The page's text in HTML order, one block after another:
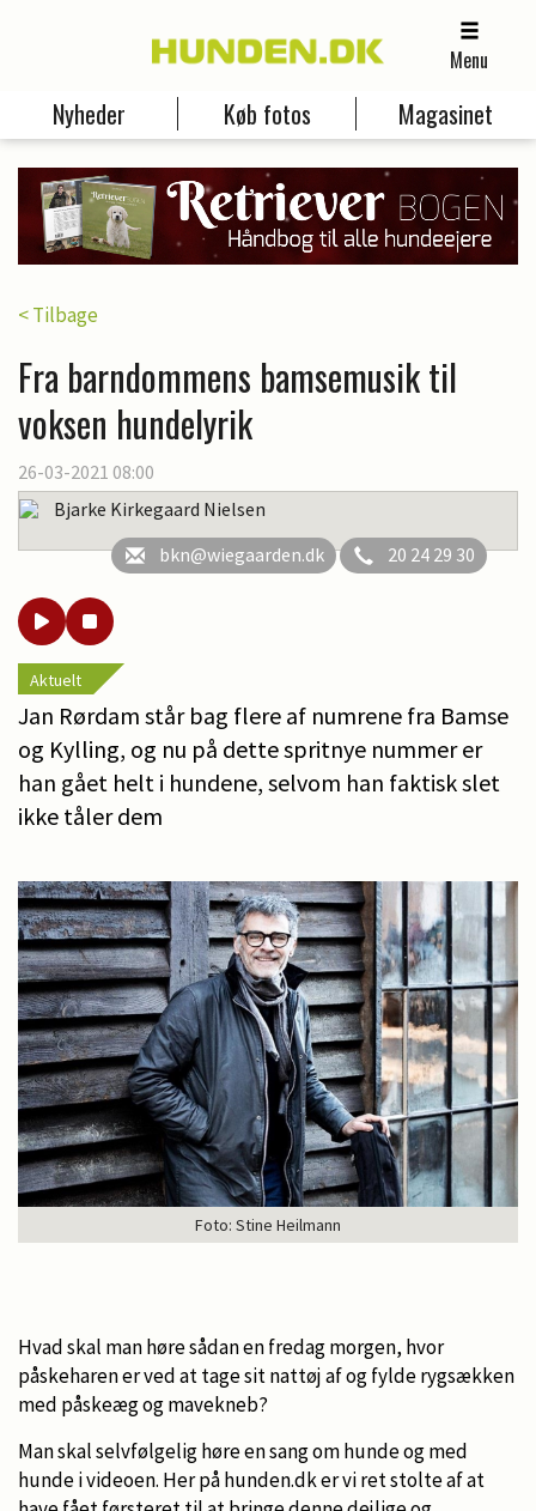
Menu
Nyheder Køb fotos Magasinet
< Tilbage
Fra barndommens bamsemusik til
voksen hundelyrik
26-03-2021 08:00
Bjarke Kirkegaard Nielsen
bkn@wiegaarden.dk
20 24 29 30
Aktuelt
Jan Rørdam står bag flere af numrene fra Bamse
og Kylling, og nu på dette spritnye nummer er
han gået helt i hundene, selvom han faktisk slet
ikke tåler dem
Foto: Stine Heilmann
Hvad skal man høre sådan en fredag morgen, hvor
påskeharen er ved at tage sit nattøj af og fylde rygsækken
med påskeæg og mavekneb?
Man skal selvfølgelig høre en sang om hunde og med
hunde i videoen. Her på hunden.dk er vi ret stolte af at